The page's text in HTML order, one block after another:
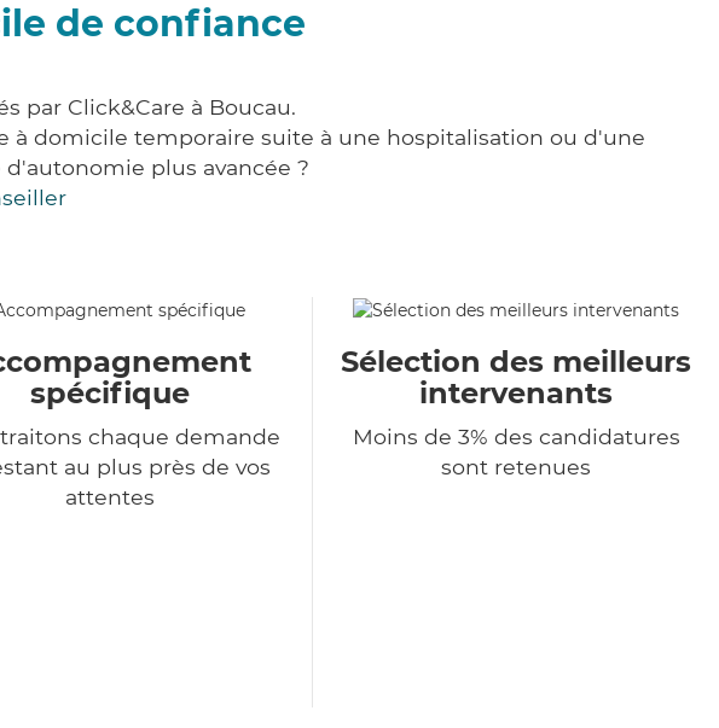
de confiance
par Click&Care à Boucau.
à domicile temporaire suite à une hospitalisation ou d'une
plus avancée ?
spécifique
chaque demande
au plus près de vos
attentes
Sélection des meilleurs
intervenants
Moins de 3% des candidatures
sont retenues